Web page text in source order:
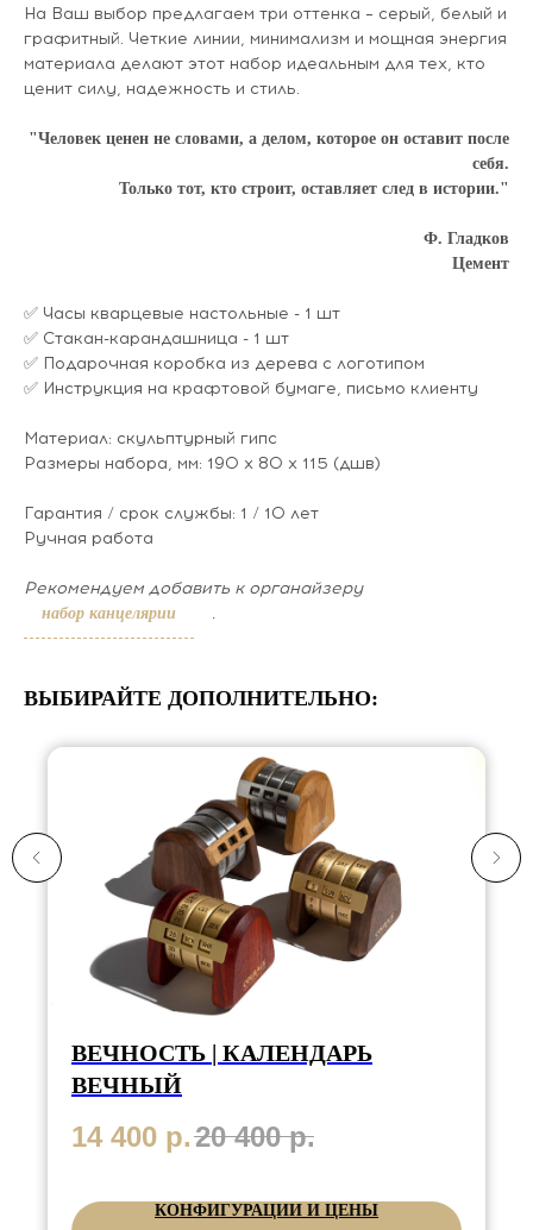
На Ваш выбор предлагаем три оттенка – серый, белый и
графитный. Четкие линии, минимализм и мощная энергия
материала делают этот набор идеальным для тех, кто
ценит силу, надежность и стиль.
"Человек ценен не словами, а делом, которое он оставит после
себя.
Только тот, кто строит, оставляет след в истории."
Ф. Гладков
Цемент
✅ Часы кварцевые настольные - 1 шт
✅ Стакан-карандашница - 1 шт
✅ Подарочная коробка из дерева с логотипом
✅ Инструкция на крафтовой бумаге, письмо клиенту
Материал: скульптурный гипс
Размеры набора, мм: 190 х 80 х 115 (дшв)
Гарантия / срок службы: 1 / 10 лет
Ручная работа
Рекомендуем добавить к органайзеру
набор канцелярии .
ВЫБИРАЙТЕ ДОПОЛНИТЕЛЬНО:
ВЕЧНОСТЬ | КАЛЕНДАРЬ
ВЕЧНЫЙ
14 400 р.20 400 р.
КОНФИГУРАЦИИ И ЦЕНЫ